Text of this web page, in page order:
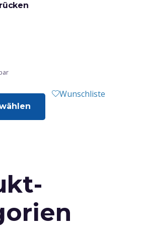
Dieses
können
auf
Wunschliste